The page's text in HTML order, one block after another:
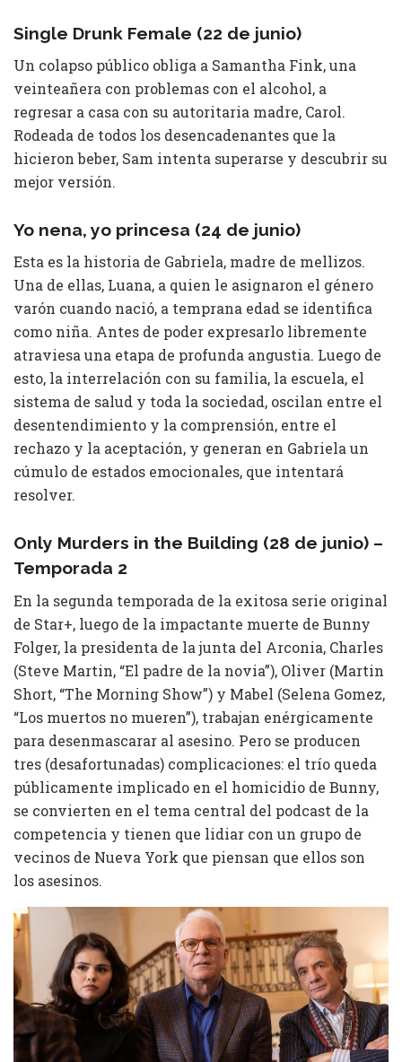
Single Drunk Female (22 de junio)
Un colapso público obliga a Samantha Fink, una
veinteañera con problemas con el alcohol, a
regresar a casa con su autoritaria madre, Carol.
Rodeada de todos los desencadenantes que la
hicieron beber, Sam intenta superarse y descubrir su
mejor versión.
Yo nena, yo princesa (24 de junio)
Esta es la historia de Gabriela, madre de mellizos.
Una de ellas, Luana, a quien le asignaron el género
varón cuando nació, a temprana edad se identifica
como niña. Antes de poder expresarlo libremente
atraviesa una etapa de profunda angustia. Luego de
esto, la interrelación con su familia, la escuela, el
sistema de salud y toda la sociedad, oscilan entre el
desentendimiento y la comprensión, entre el
rechazo y la aceptación, y generan en Gabriela un
cúmulo de estados emocionales, que intentará
resolver.
Only Murders in the Building (28 de junio) –
Temporada 2
En la segunda temporada de la exitosa serie original
de Star+, luego de la impactante muerte de Bunny
Folger, la presidenta de la junta del Arconia, Charles
(Steve Martin, “El padre de la novia”), Oliver (Martin
Short, “The Morning Show”) y Mabel (Selena Gomez,
“Los muertos no mueren”), trabajan enérgicamente
para desenmascarar al asesino. Pero se producen
tres (desafortunadas) complicaciones: el trío queda
públicamente implicado en el homicidio de Bunny,
se convierten en el tema central del podcast de la
competencia y tienen que lidiar con un grupo de
vecinos de Nueva York que piensan que ellos son
los asesinos.